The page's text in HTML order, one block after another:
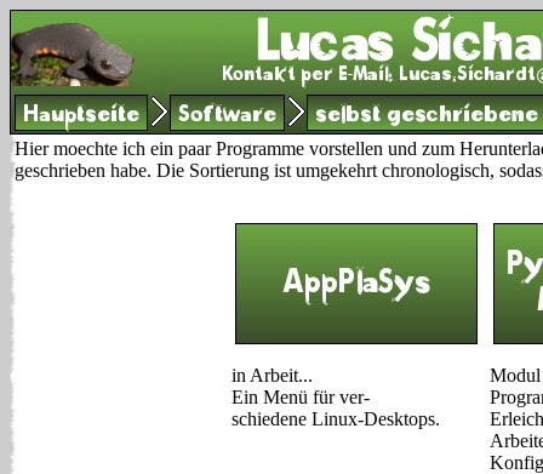
Hauptseite Software selbst geschriebene
Hier moechte ich ein paar Programme vorstellen und zum
geschrieben habe. Die Sortierung ist umgekehrt chronologisch,
AppPlaSys
in Arbeit...
Ein Menü für ver-
schiedene Linux-Desktops.